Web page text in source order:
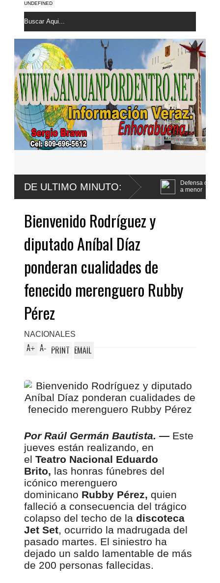
UNDEFINED
DE ULTIMO MINUTO:
una lesión maligna en
Defensa de Wander Franco apela
a menor
Bienvenido Rodríguez y
diputado Aníbal Díaz
ponderan cualidades de
fenecido merenguero Rubby
Pérez
NACIONALES
A+ A- PRINT EMAIL
Por Raúl Germán Bautista. — Este
jueves están realizando, en
el Teatro Nacional Eduardo
Brito, las honras fúnebres del
icónico merenguero
dominicano Rubby Pérez, quien
falleció a consecuencia del trágico
colapso del techo de la discoteca
Jet Set, ocurrido la madrugada del
pasado martes. El siniestro ha
dejado un saldo lamentable de más
de 200 personas fallecidas.